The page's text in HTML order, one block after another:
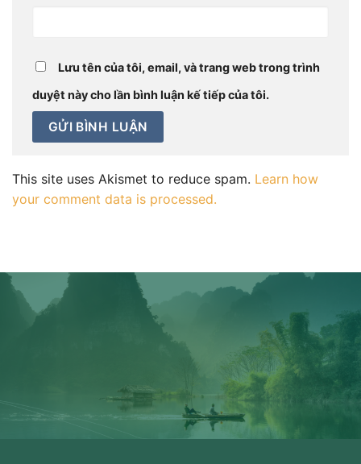
Lưu tên của tôi, email, và trang web trong trình
duyệt này cho lần bình luận kế tiếp của tôi.
This site uses Akismet to reduce spam. Learn how
your comment data is processed.